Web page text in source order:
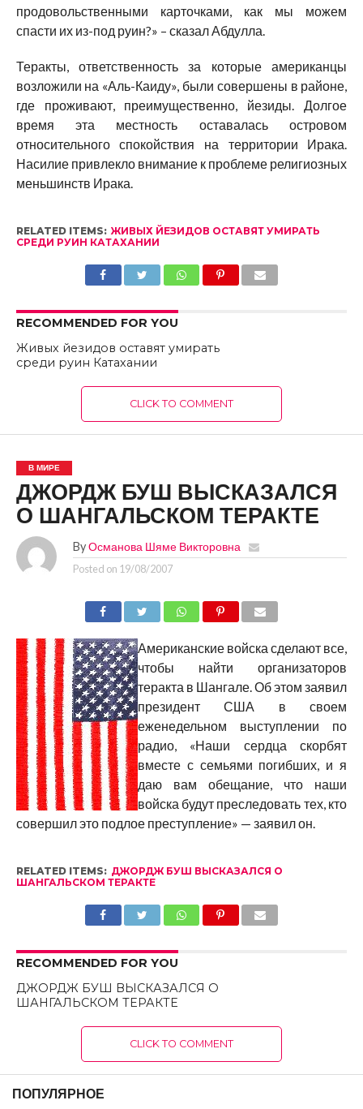
продовольственными карточками, как мы можем
спасти их из-под руин?» – сказал Абдулла.
Теракты, ответственность за которые американцы
возложили на «Аль-Каиду», были совершены в районе,
где проживают, преимущественно, йезиды. Долгое
время эта местность оставалась островом
относительного спокойствия на территории Ирака.
Насилие привлекло внимание к проблеме религиозных
меньшинств Ирака.
RELATED ITEMS: ЖИВЫХ ЙЕЗИДОВ ОСТАВЯТ УМИРАТЬ
СРЕДИ РУИН КАТАХАНИИ
RECOMMENDED FOR YOU
Живых йезидов оставят умирать
среди руин Катахании
CLICK TO COMMENT
В МИРЕ
ДЖОРДЖ БУШ ВЫСКАЗАЛСЯ
О ШАНГАЛЬСКОМ ТЕРАКТЕ
By Османова Шяме Викторовна
Posted on 19/08/2007
Американские войска сделают все,
чтобы найти организаторов
теракта в Шангале. Об этом заявил
президент США в своем
еженедельном выступлении по
радио, «Наши сердца скорбят
вместе с семьями погибших, и я
даю вам обещание, что наши
войска будут преследовать тех, кто
совершил это подлое преступление» — заявил он.
RELATED ITEMS: ДЖОРДЖ БУШ ВЫСКАЗАЛСЯ О
ШАНГАЛЬСКОМ ТЕРАКТЕ
RECOMMENDED FOR YOU
ДЖОРДЖ БУШ ВЫСКАЗАЛСЯ О
ШАНГАЛЬСКОМ ТЕРАКТЕ
CLICK TO COMMENT
ПОПУЛЯРНОЕ